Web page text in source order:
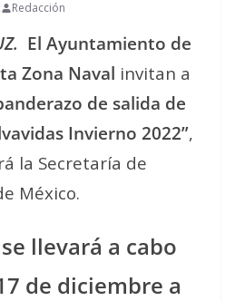
Redacción
El Ayuntamiento de
Zona Naval invitan a
de salida de
Invierno 2022”,
la Secretaría de
México.
llevará a cabo
de diciembre a